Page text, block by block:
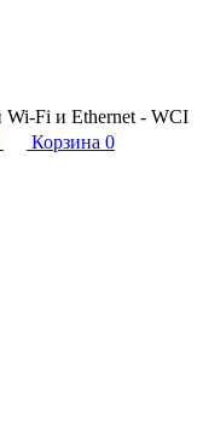
Wi-Fi и Ethernet - WCI
Корзина 0